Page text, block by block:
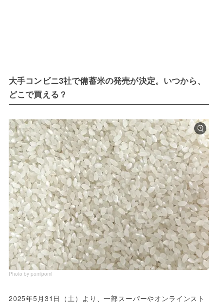
大手コンビニ3社で備蓄米の発売が決定。いつから、
どこで買える？
Photo by pomipomi
2025年5月31日（土）より、一部スーパーやオンラインスト